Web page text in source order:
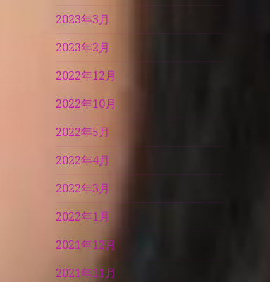
2023年3月
2023年2月
2022年12月
2022年10月
2022年5月
2022年4月
2022年3月
2022年1月
2021年12月
2021年11月